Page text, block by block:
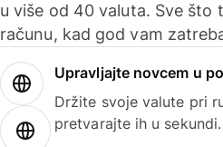
u više od 40 valuta. Sve što
računu, kad god vam
Upravljajte novcem u
Držite svoje valute pri
pretvarajte ih u sekundi.